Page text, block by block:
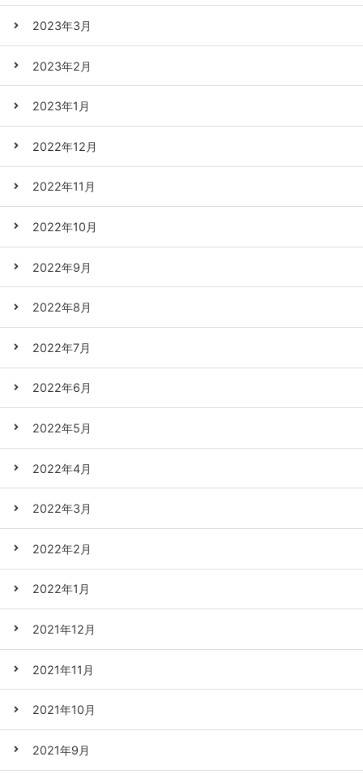
2023年3月
2023年2月
2023年1月
2022年12月
2022年11月
2022年10月
2022年9月
2022年8月
2022年7月
2022年6月
2022年5月
2022年4月
2022年3月
2022年2月
2022年1月
2021年12月
2021年11月
2021年10月
2021年9月